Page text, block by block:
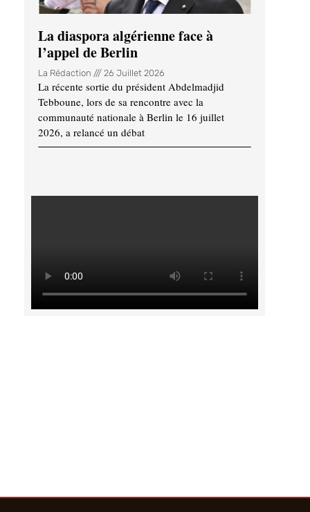
La diaspora algérienne face à
l’appel de Berlin
La Rédaction 26 Juillet 2026
La récente sortie du président Abdelmadjid
Tebboune, lors de sa rencontre avec la
communauté nationale à Berlin le 16 juillet
2026, a relancé un débat